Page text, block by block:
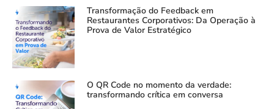
Transformação do Feedback em
Restaurantes Corporativos: Da Operação à
Prova de Valor Estratégico
O QR Code no momento da verdade:
transformando crítica em conversa